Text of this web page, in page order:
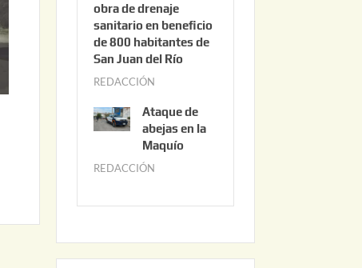
6
o
3
0
0
2
6
obra de drenaje
sanitario en beneficio
de 800 habitantes de
San Juan del Río
REDACCIÓN
n
i
0
2
Ataque de
abejas en la
Maquío
REDACCIÓN
y